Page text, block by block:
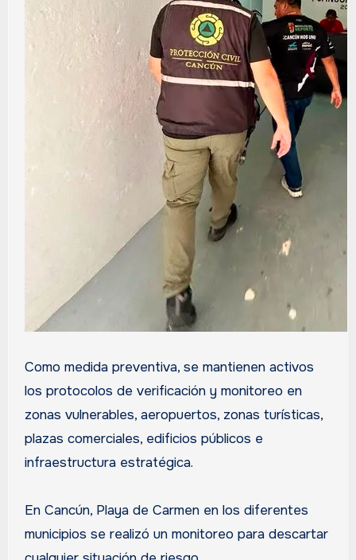
Como medida preventiva, se mantienen activos
los protocolos de verificación y monitoreo en
zonas vulnerables, aeropuertos, zonas turísticas,
plazas comerciales, edificios públicos e
infraestructura estratégica.
En Cancún, Playa de Carmen en los diferentes
municipios se realizó un monitoreo para descartar